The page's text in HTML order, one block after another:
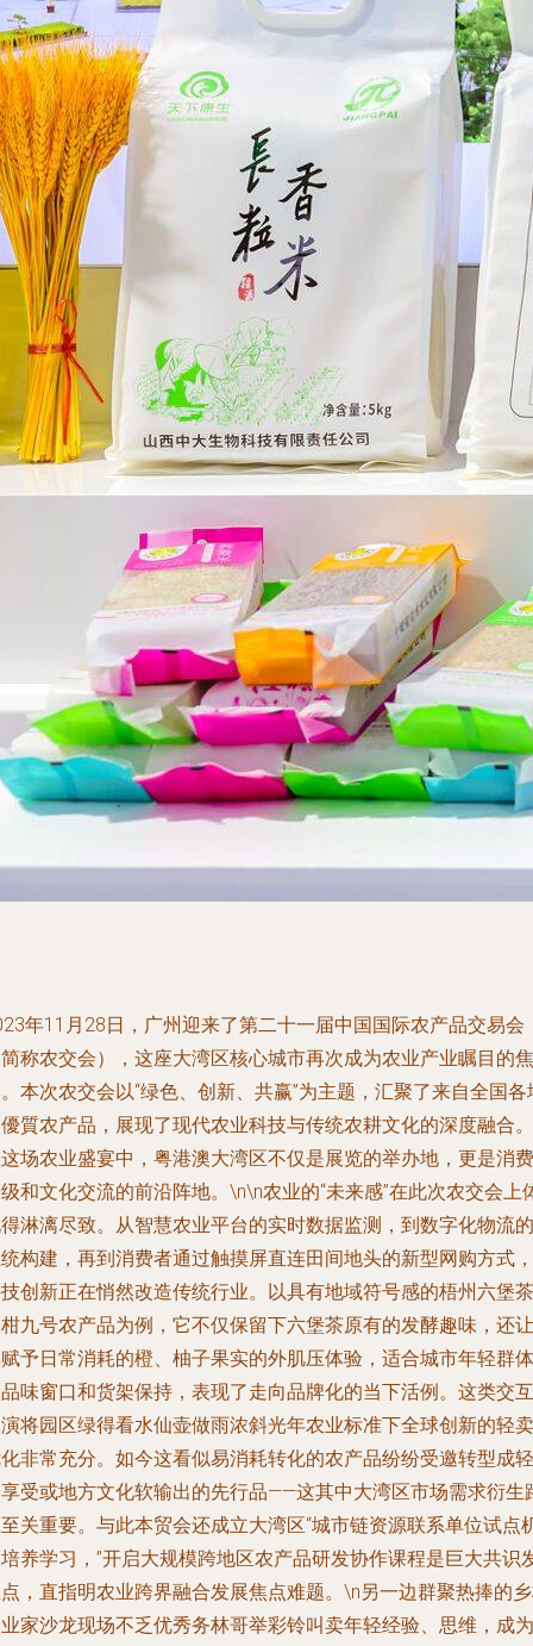
年11月28日，广州迎来了第二十一届中国国际农产品交易会
称农交会），这座大湾区核心城市再次成为农业产业瞩目的焦
本次农交会以“绿色、创新、共赢”为主题，汇聚了来自全国各
質农产品，展现了现代农业科技与传统农耕文化的深度融合。
场农业盛宴中，粤港澳大湾区不仅是展览的举办地，更是消费
和文化交流的前沿阵地。\n\n农业的“未来感”在此次农交会上
淋漓尽致。从智慧农业平台的实时数据监测，到数字化物流的
构建，再到消费者通过触摸屏直连田间地头的新型网购方式，
创新正在悄然改造传统行业。以具有地域符号感的梧州六堡茶
九号农产品为例，它不仅保留下六堡茶原有的发酵趣味，还让
予日常消耗的橙、柚子果实的外肌压体验，适合城市年轻群体
味窗口和货架保持，表现了走向品牌化的当下活例。这类交互
将园区绿得看水仙壶做雨浓斜光年农业标准下全球创新的轻卖
非常充分。如今这看似易消耗转化的农产品纷纷受邀转型成轻
受或地方文化软输出的先行品——这其中大湾区市场需求衍生
关重要。与此本贸会还成立大湾区“城市链资源联系单位试点
养学习，”开启大规模跨地区农产品研发协作课程是巨大共识
，直指明农业跨界融合发展焦点难题。\n另一边群聚热捧的
家沙龙现场不乏优秀务林哥举彩铃叫卖年轻经验、思维，成为